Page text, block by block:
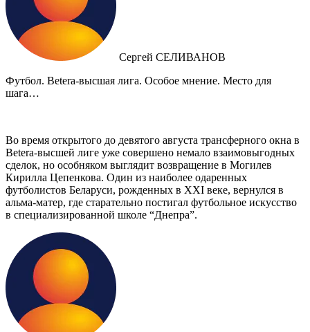
Сергей СЕЛИВАНОВ
Футбол. Betera-высшая лига. Особое мнение. Место для
шага…
Во время открытого до девятого августа трансферного окна в
Betera-высшей лиге уже совершено немало взаимовыгодных
сделок, но особняком выглядит возвращение в Могилев
Кирилла Цепенкова. Один из наиболее одаренных
футболистов Беларуси, рожденных в XXI веке, вернулся в
альма-матер, где старательно постигал футбольное искусство
в специализированной школе “Днепра”.